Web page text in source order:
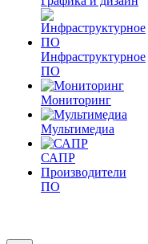
Инфраструктурное
ПО
Мониторинг
Мультимедиа
САПР
Производители
ПО